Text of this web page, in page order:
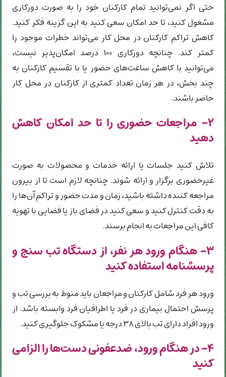
حتی اگر نمی‌توانید تمام کارکنان خود را به صورت دورکاری
مشغول کنید، تا حد امکان سعی کنید به این گزینه فکر کنید.
کاهش تراکم کارکنان در محل کار می‌تواند خطرات موجود را
کمتر کند. چنانچه دورکاری ۱۰۰ درصد امکان‌پذیر نیست،
می‌توانید با کاهش ساعت‌های حضور یا با تقسیم کارکنان به
چند بخش، در هر زمان تعداد کمتری از کارکنان در محل کار
حاضر باشند.
۲- مراجعات حضوری را تا حد امکان کاهش
دهید
تلاش کنید جلسات یا ارائه خدمات و محصولات به صورت
غیرحضوری برگزار و ارائه شوند. چنانچه لازم است تا از بیرون
مراجعه کننده داشته باشید، زمان و مدت حضور و تراکم آن‌ها را
به دقت کنترل کنید و سعی کنید در فضای باز یا فضایی با تهویه
کافی این مراجعات به انجام برسند.
۳- هنگام ورود هر نفر، از دستگاه تب سنج و
پرسشنامه استفاده کنید
ورود هر فرد شامل کارکنان و مراجعان باید منوط به بررسی تب و
پرسش احتمال بیماری در فرد یا اطرافیان فرد وابسته باشد. از
ورود افراد دارای تب بالای ۳۸ درجه یا مشکوک جلوگیری کنید.
۴- در هنگام ورود، ضدعفونی دست‌ها را الزامی
کنید